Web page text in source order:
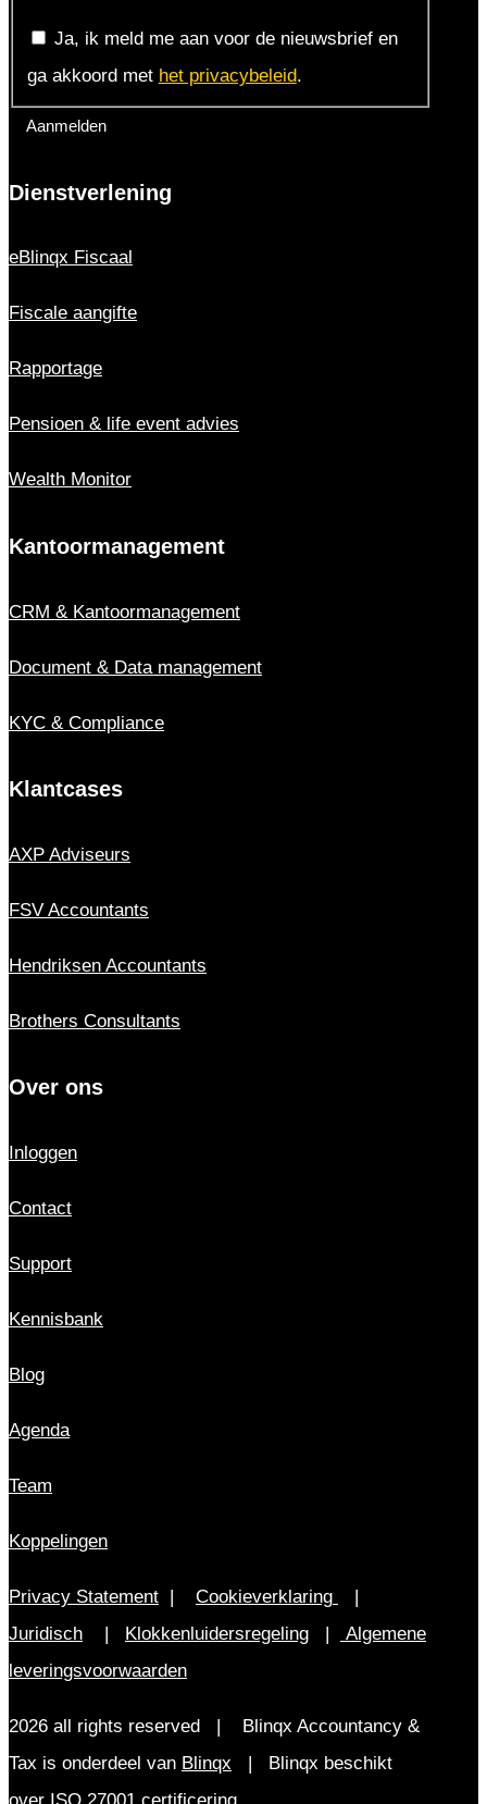
Ja, ik meld me aan voor de nieuwsbrief en
ga akkoord met het privacybeleid.
Dienstverlening
eBlinqx Fiscaal
Fiscale aangifte
Rapportage
Pensioen & life event advies
Wealth Monitor
Kantoor­management
CRM & Kantoor­management
Document & Data management
KYC & Compliance
Klantcases
AXP Adviseurs
FSV Accountants
Hendriksen Accountants
Brothers Consultants
Over ons
Inloggen
Contact
Support
Kennisbank
Blog
Agenda
Team
Koppelingen
Privacy Statement | Cookieverklaring
|
Juridisch | Klokkenluidersregeling |
Algemene
leveringsvoorwaarden
2026 all rights reserved | Blinqx Accountancy &
Tax is onderdeel van Blinqx | Blinqx beschikt